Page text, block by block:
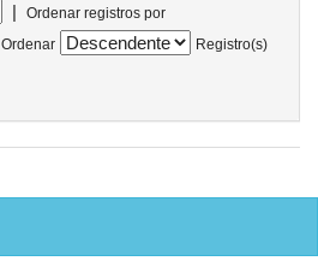
|
Ordenar registros por
Ordenar
Registro(s)